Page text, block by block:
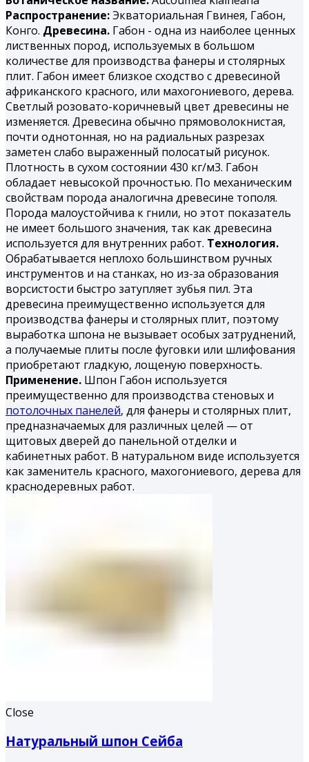
Распространение:Экваториальная Гвинея, Габон,
Конго. Древесина. Габон - одна из наиболее ценных
лиственных пород, используемых в большом
количестве для производства фанеры и столярных
плит. Габон имеет близкое сходство с древесиной
африканского красного, или махогониевого, дерева.
Светлый розовато-коричневый цвет древесины не
изменяется. Древесина обычно прямоволокнистая,
почти однотонная, но на радиальных разрезах
заметен слабо выраженный полосатый рисунок.
Плотность в сухом состоянии 430 кг/м3. Габон
обладает невысокой прочностью. По механическим
свойствам порода аналогична древесине тополя.
Порода малоустойчива к гнили, но этот показатель
не имеет большого значения, так как древесина
используется для внутренних работ. Технология.
Обрабатывается неплохо большинством ручных
инструментов и на станках, но из-за образования
ворсистости быстро затупляет зубья пил. Эта
древесина преимущественно используется для
производства фанеры и столярных плит, поэтому
выработка шпона не вызывает особых затруднений,
а получаемые плиты после фуговки или шлифования
приобретают гладкую, лощеную поверхность.
Применение. Шпон Габон используется
преимущественно для производства стеновых и
потолочных панелей, для фанеры и столярных плит,
предназначаемых для различных целей — от
щитовых дверей до панельной отделки и
кабинетных работ. В натуральном виде используется
как заменитель красного, махогониевого, дерева для
краснодеревных работ.
Close
Натуральный шпон Сейба